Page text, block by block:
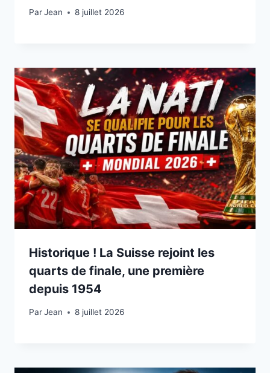
ParJean
8 juillet 20268 juillet 2026
Historique ! La Suisse rejoint les
quarts de finale, une première
depuis 1954
ParJean
8 juillet 20268 juillet 2026